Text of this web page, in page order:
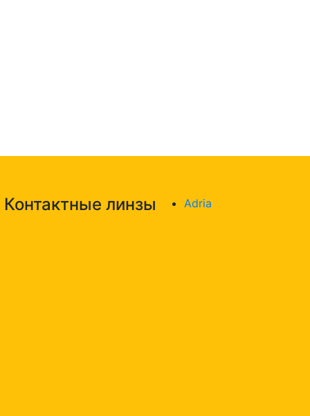
Контактные линзы Adria